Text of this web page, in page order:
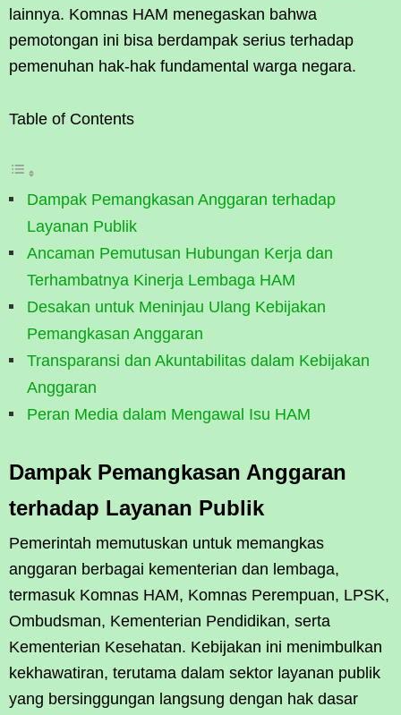
lainnya. Komnas HAM menegaskan bahwa
pemotongan ini bisa berdampak serius terhadap
pemenuhan hak-hak fundamental warga negara.
Table of Contents
Dampak Pemangkasan Anggaran terhadap
Layanan Publik
Ancaman Pemutusan Hubungan Kerja dan
Terhambatnya Kinerja Lembaga HAM
Desakan untuk Meninjau Ulang Kebijakan
Pemangkasan Anggaran
Transparansi dan Akuntabilitas dalam Kebijakan
Anggaran
Peran Media dalam Mengawal Isu HAM
Dampak Pemangkasan Anggaran
terhadap Layanan Publik
Pemerintah memutuskan untuk memangkas
anggaran berbagai kementerian dan lembaga,
termasuk Komnas HAM, Komnas Perempuan, LPSK,
Ombudsman, Kementerian Pendidikan, serta
Kementerian Kesehatan. Kebijakan ini menimbulkan
kekhawatiran, terutama dalam sektor layanan publik
yang bersinggungan langsung dengan hak dasar